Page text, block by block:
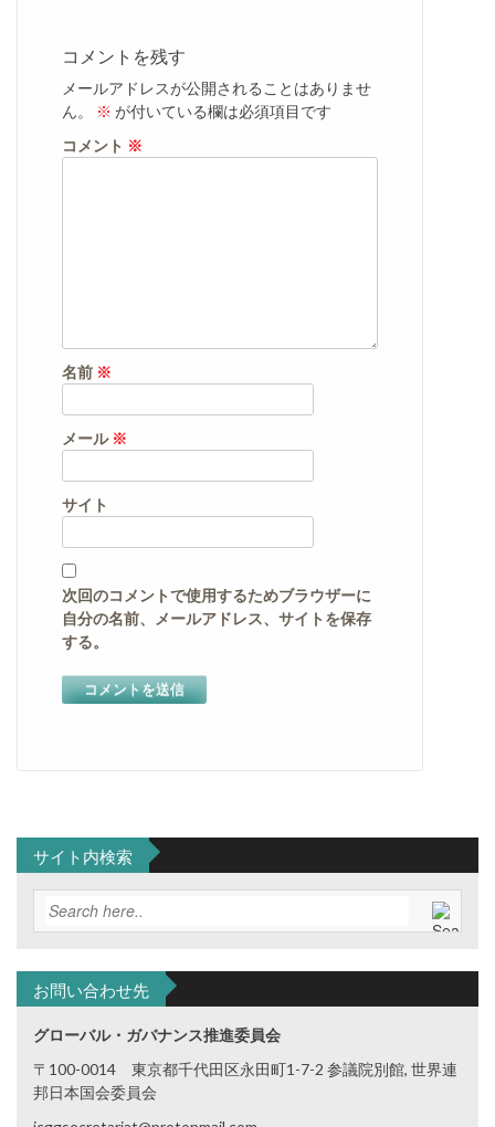
コメントを残す
メールアドレスが公開されることはありませ
ん。
※ が付いている欄は必須項目です
コメント ※
名前 ※
メール ※
サイト
次回のコメントで使用するためブラウザーに
自分の名前、メールアドレス、サイトを保存
する。
サイト内検索
お問い合わせ先
グローバル・ガバナンス推進委員会
〒100-0014 東京都千代田区永田町1-7-2 参議院別館, 世界連
邦日本国会委員会